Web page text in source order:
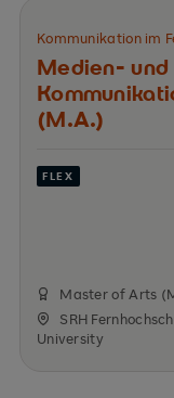
Kommunikation im
Medien- und
(M.A.)
FLEX
Master of Arts
SRH
University